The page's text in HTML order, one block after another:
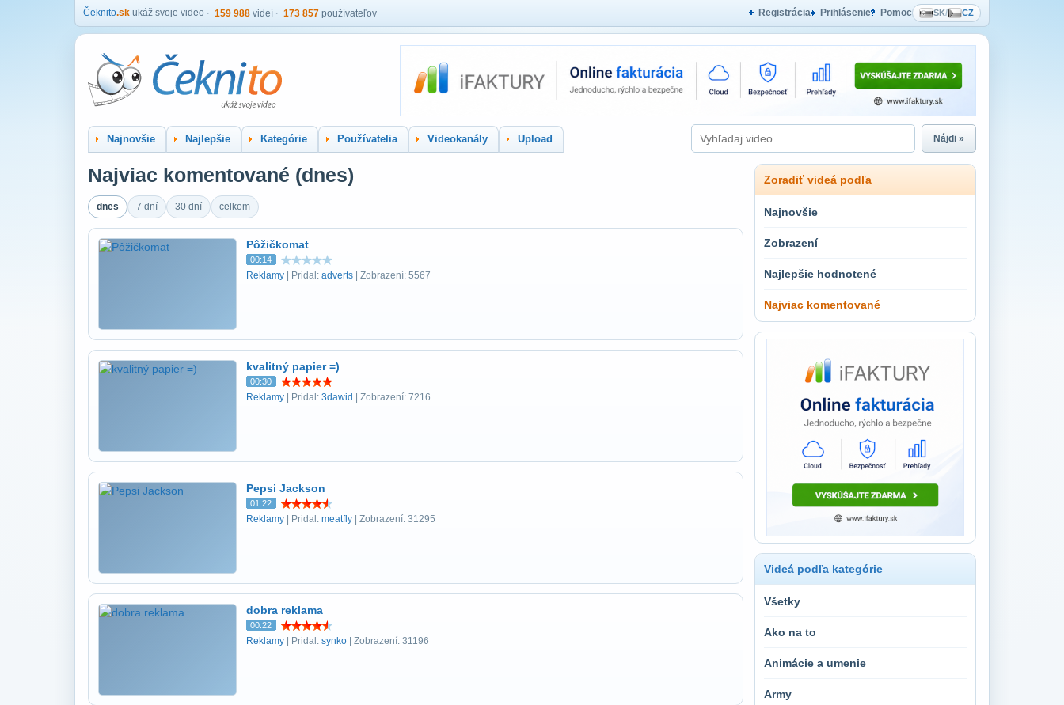
Čeknito.sk ukáž svoje video 159 988 videí 173 857 používateľov Registrácia Prihlásenie Pomoc SK/ CZ
Najnovšie Najlepšie Kategórie Používatelia Videokanály Upload Nájdi »
Najviac komentované (dnes)
dnes 7 dní 30 dní celkom
Pôžičkomat
00:14
Reklamy | Pridal: adverts | Zobrazení: 5567
kvalitný papier =)
00:30
Reklamy | Pridal: 3dawid | Zobrazení: 7216
Pepsi Jackson
01:22
Reklamy | Pridal: meatfly | Zobrazení: 31295
dobra reklama
00:22
Reklamy | Pridal: synko | Zobrazení: 31196
Zoradiť videá podľa
Najnovšie
Zobrazení
Najlepšie hodnotené
Najviac komentované
Videá podľa kategórie
Všetky
Ako na to
Animácie a umenie
Army